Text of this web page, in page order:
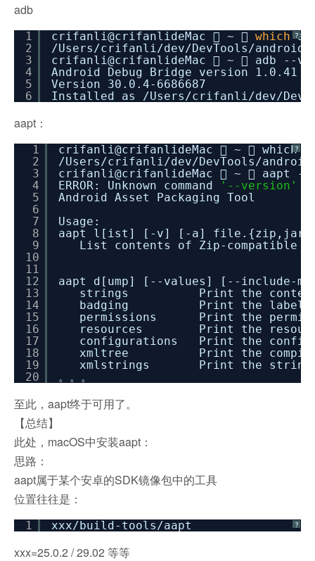
adb
?
1
2
3
4
5
6
crifanli@crifanlideMac  ~  which
/Users/crifanli/dev/DevTools/
crifanli@crifanlideMac  ~  adb --
Android Debug Bridge version 1.0.41
Version 30.0.4-6686687
Installed as /Users/crifanli/dev/
aapt：
?
1
2
3
4
5
6
7
8
9
10
11
12
13
14
15
16
17
18
19
20
crifanli@crifanlideMac  ~  which
/Users/crifanli/dev/DevTools/
crifanli@crifanlideMac  ~  aapt --
ERROR: Unknown command
'--version'
Android Asset Packaging Tool
Usage:
aapt l[ist] [-v] [-a]
List contents of Zip-compatible
aapt d[ump] [--values] [--include-
strings Print the contents
badging Print the label
permissions Print the
resources Print the resource
configurations Print the
xmltree Print the
xmlstrings Print the strings
。。。
至此，aapt终于可用了。
【总结】
此处，macOS中安装aapt：
思路：
aapt属于某个安卓的SDK镜像包中的工具
位置往往是：
?
1 xxx/build-tools/aapt
xxx=25.0.2 / 29.02 等等